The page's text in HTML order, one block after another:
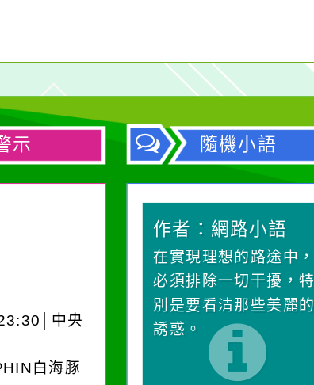
示
中央
白海豚
隨機小語
網路小語
一面鏡子。你對
作者：網路小語
在實現理想的路途中，
必須排除一切干擾，特
別是要看清那些美麗的
誘惑。